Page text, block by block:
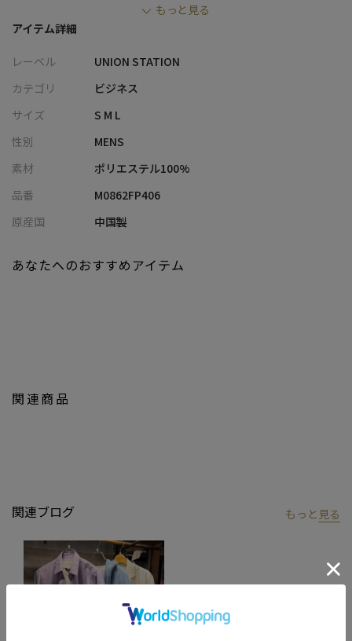
・ポリエステル100％のテックチリメン素材を使用し、凹凸のある
表情で肌離れが良く清涼感のある穿き心地
スフリーで着用可能
・ストレッチ性を備え、動きやすさと快適性を両立
ラックスフィット
・同素材ジャケット（M0862FJ403）と合わせて、軽快な春夏セッ
トアップスタイルも楽しめる
■コーディネート提案
・同素材ジャケットと合わせて、きちんと感と快適さを両立した
イルに
ランドです。
▼Instagram：@unionstation_official
もっと見る
アイテム詳細
レーベル
UNION STATION
カテゴリ
ビジネス
サイズ
S M L
性別
MENS
素材
ポリエステル100%
品番
M0862FP406
原産国
中国製
関連商品
あなたへのおすすめアイテム
関連ブログ もっと 見る